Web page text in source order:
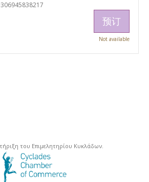
预订
Not available
του Επιμελητηρίου Κυκλάδων.